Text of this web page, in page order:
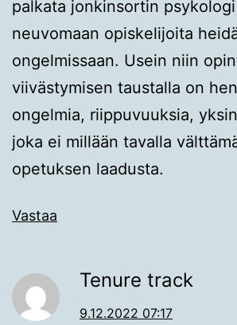
palkata jonkinsortin
neuvomaan opiskelijoita
ongelmissaan. Usein niin
viivästymisen taustalla on
ongelmia, riippuvuuksia,
joka ei millään tavalla
opetuksen laadusta.
Vastaa
Tenure track
9.12.2022 07:17